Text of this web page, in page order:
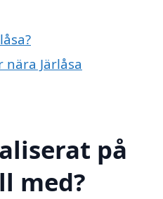
Järlåsa
på
med?